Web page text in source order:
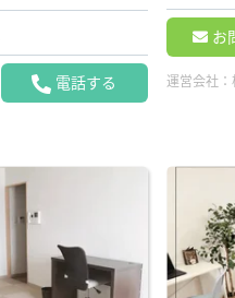
電話する
お
運営会社：